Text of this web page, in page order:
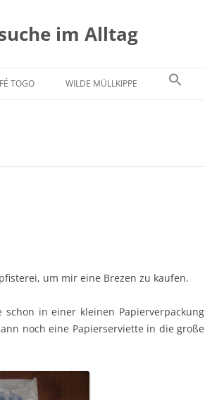
im Alltag
TOGO WILDE MÜLLKIPPE
um mir eine Brezen zu kaufen.
in einer kleinen Papierverpackung
noch eine Papierserviette in die große